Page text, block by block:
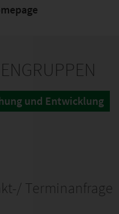
und Entwicklung
Terminanfrage